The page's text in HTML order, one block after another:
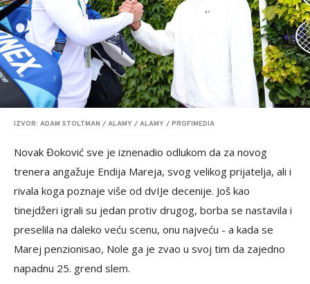
IZVOR: ADAM STOLTMAN / ALAMY / ALAMY / PROFIMEDIA
Novak Đoković sve je iznenadio odlukom da za novog
trenera angažuje Endija Mareja, svog velikog prijatelja, ali i
rivala koga poznaje više od dvIJe decenije. Još kao
tinejdžeri igrali su jedan protiv drugog, borba se nastavila i
preselila na daleko veću scenu, onu najveću - a kada se
Marej penzionisao, Nole ga je zvao u svoj tim da zajedno
napadnu 25. grend slem.